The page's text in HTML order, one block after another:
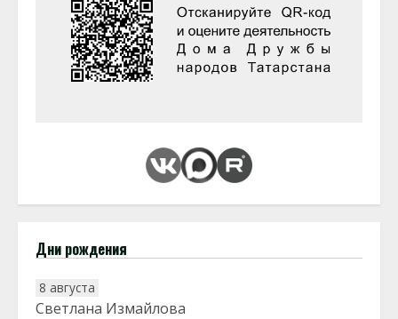
Дни рождения
8 августа
Светлана Измайлова